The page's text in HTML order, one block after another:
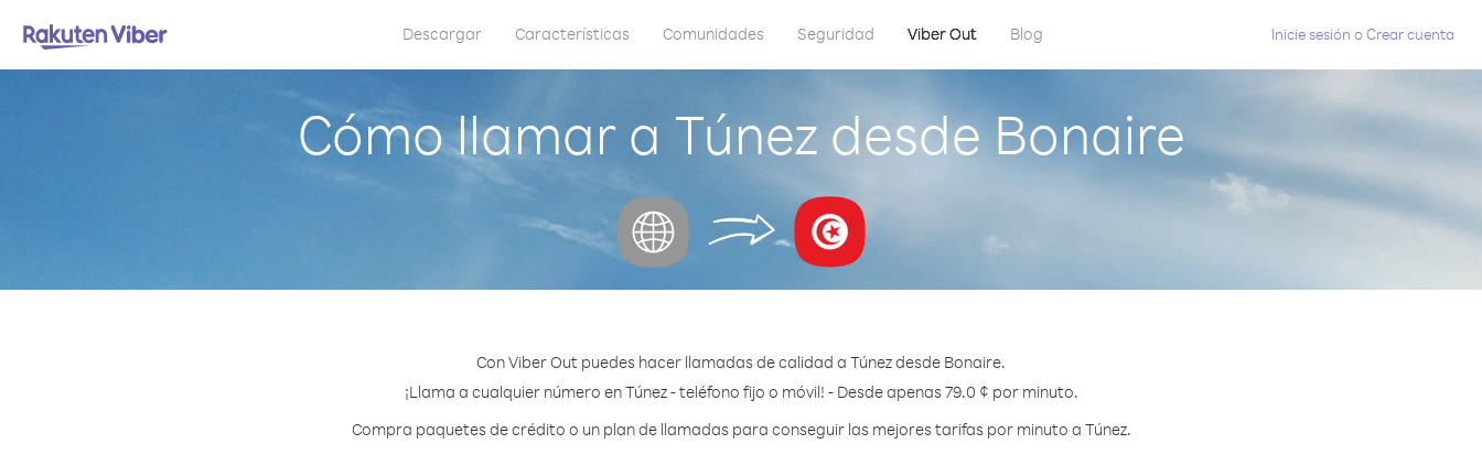
Descargar Características Comunidades Seguridad Viber Out Blog Inicie sesión oCrear cuenta
Cómo llamar a Túnez desde Bonaire
Con Viber Out puedes hacer llamadas de calidad a Túnez desde Bonaire.
¡Llama a cualquier número en Túnez - teléfono fijo o móvil! - Desde apenas 79.0 ¢ por minuto.
Compra paquetes de crédito o un plan de llamadas para conseguir las mejores tarifas por minuto a Túnez.